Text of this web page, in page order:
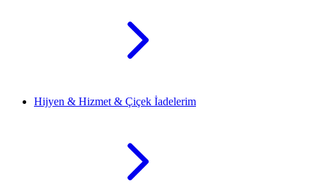
Hijyen & Hizmet & Çiçek İadelerim